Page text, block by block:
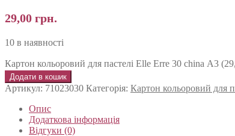
29,00 грн.
10 в наявності
Картон кольоровий для пастелі Elle Erre 30 china А3
Додати в кошик
Артикул: 71023030 Категорія: Картон кольоровий для
Опис
Додаткова інформація
Відгуки (0)